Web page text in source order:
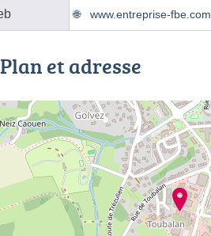
www.entreprise-fbe.com
Plan et adresse